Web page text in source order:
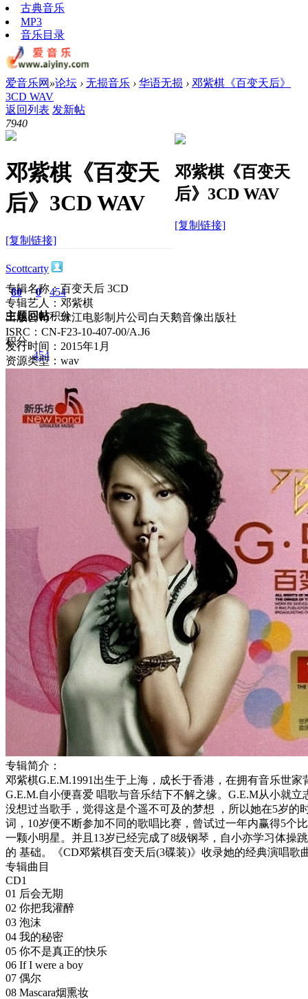
古典音乐
MP3
音乐目录
爱音乐网 »论坛 › 无损音乐 › 华语无损 › 邓紫棋《百变天后》
3CD WAV
返回列表 发新帖
7940
邓紫棋《百变天
后》3CD WAV
[复制链接]
邓紫棋《百变天
后》3CD WAV
[复制链接]
Scottcarty
80
主题
0
回帖
454
积分
积分
454
显示全部楼层
阅读模式
专辑名称：百变天后 3CD
专辑艺人：邓紫棋
出版公司：珠江电影制片公司白天鹅音像出版社
ISRC：CN-F23-10-407-00/A.J6
发行时间：2015年1月
资源类型：wav
专辑简介：
邓紫棋G.E.M.1991出生于上海，成长于香港，在拥有音乐世
G.E.M.自小便喜爱 唱歌与音乐结下不解之缘。G.E.M从小就
没想过当歌手，觉得这是个遥不可及的梦想 ，所以她在5岁的
词，10岁便不断参加不同的歌唱比赛，曾试过一年内赢得5个
一颗小明星。并且13岁已经完成了8级钢琴，自小亦学习体操
的 基础。《CD邓紫棋百变天后(3碟装)》收录她的经典演唱歌
专辑曲目
CD1
01 后会无期
02 你把我灌醉
03 泡沫
04 我的秘密
05 你不是真正的快乐
06 If I were a boy
07 偶尔
08 Mascara烟熏妆